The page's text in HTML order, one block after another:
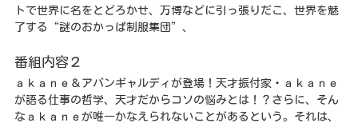
トで世界に名をとどろかせ、万博などに引っ張りだこ、世界を魅
了する“謎のおかっぱ制服集団”、
番組内容２
ａｋａｎｅ＆アバンギャルディが登場！天才振付家・ａｋａｎｅ
が語る仕事の哲学、天才だからコソの悩みとは！？さらに、そん
なａｋａｎｅが唯一かなえられないことがあるという。それは、